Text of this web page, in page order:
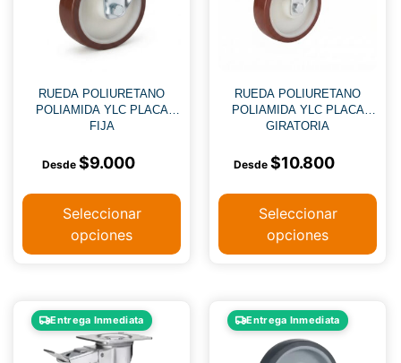
RUEDA POLIURETANO
POLIAMIDA YLC PLACA
FIJA
$9.000
Seleccionar
opciones
RUEDA POLIURETANO
POLIAMIDA YLC PLACA
GIRATORIA
$10.800
Seleccionar
opciones
Entrega Inmediata Entrega Inmediata